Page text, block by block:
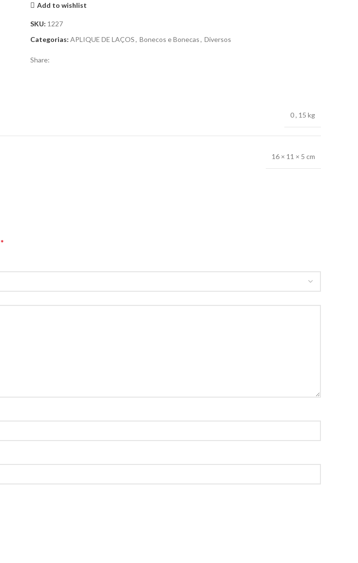
Add to wishlist
SKU: 1227
Categorias: APLIQUE DE LAÇOS, Bonecos e Bonecas, Diversos
Share:
0, 15 kg
16 × 11 × 5 cm
*